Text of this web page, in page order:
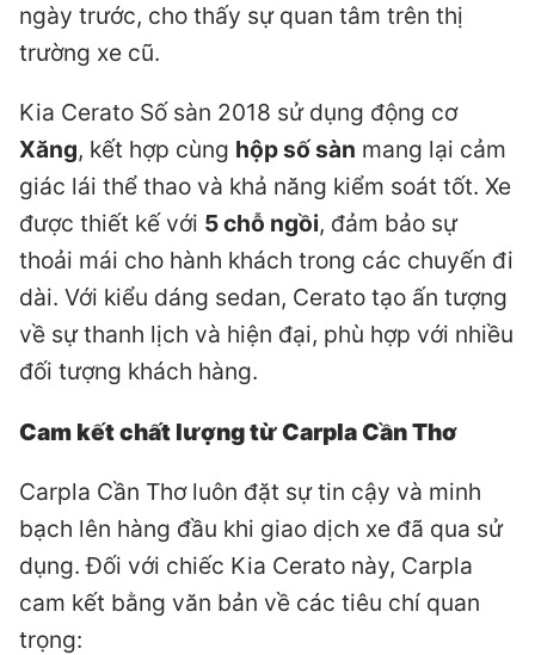
ngày trước, cho thấy sự quan tâm trên thị
trường xe cũ.
Kia Cerato Số sàn 2018 sử dụng động cơ
Xăng, kết hợp cùng hộp số sàn mang lại cảm
giác lái thể thao và khả năng kiểm soát tốt. Xe
được thiết kế với 5 chỗ ngồi, đảm bảo sự
thoải mái cho hành khách trong các chuyến đi
dài. Với kiểu dáng sedan, Cerato tạo ấn tượng
về sự thanh lịch và hiện đại, phù hợp với nhiều
đối tượng khách hàng.
Cam kết chất lượng từ Carpla Cần Thơ
Carpla Cần Thơ luôn đặt sự tin cậy và minh
bạch lên hàng đầu khi giao dịch xe đã qua sử
dụng. Đối với chiếc Kia Cerato này, Carpla
cam kết bằng văn bản về các tiêu chí quan
trọng: